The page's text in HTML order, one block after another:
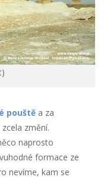
pouště a za
změní.
naprosto
formace ze
nevíme, kam se